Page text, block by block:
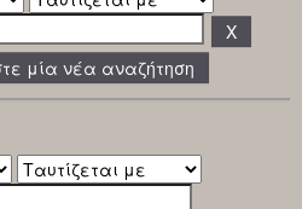
μία νέα αναζήτηση